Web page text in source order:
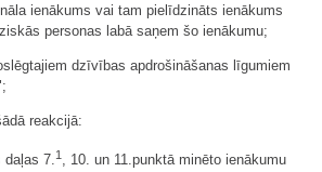
ienākums vai tam pielīdzināts ienākums
personas labā saņem šo ienākumu;
dzīvības apdrošināšanas līgumiem
reakcijā:
daļas 7.1 , 10. un 11.punktā minēto ienākumu